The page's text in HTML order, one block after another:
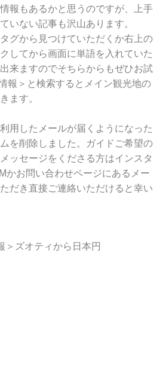
報もあるかと思うのですが、上手
いない記事も沢山あります。
グから見つけていただくか右上の
してから画面に単語を入れていた
来ますのでそちらからもぜひお試
報＞と検索するとメイン観光地の
ます。
用したメールが届くようになった
を削除しました。ガイドご希望の
ッセージをくださる方はインスタ
かお問い合わせページにあるメー
だき直接ご連絡いただけると幸い
＞ズオティから日本円